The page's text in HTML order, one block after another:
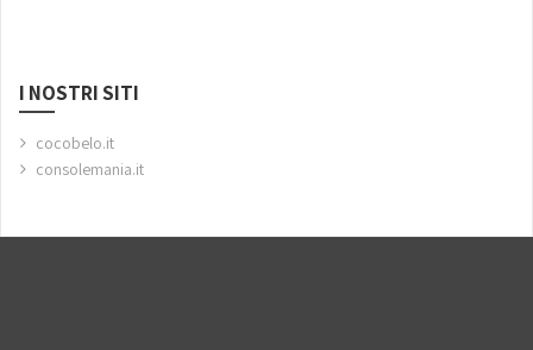
I NOSTRI SITI
cocobelo.it
consolemania.it